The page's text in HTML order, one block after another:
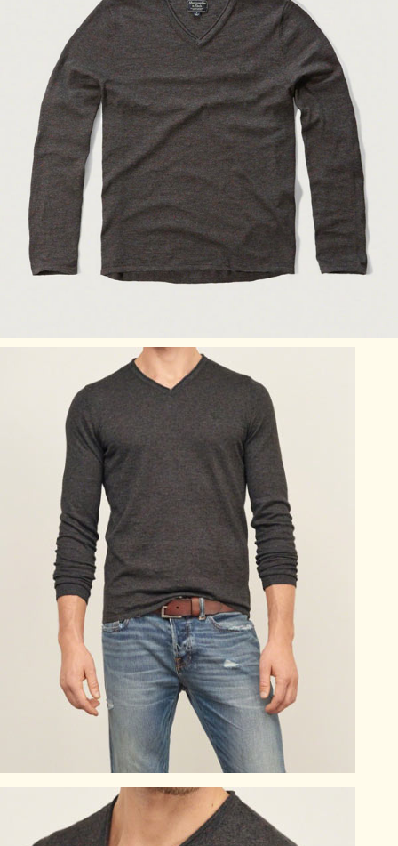
Sサイズ：胸囲（cm） 91～96/腕（cm） 82～85
Mサイズ：胸囲（cm） 97～101/腕（cm） 86～87
Lサイズ：胸囲（cm） 102～106/腕（cm） 89～90
XLサイズ：胸囲（cm） 107～111/腕（cm） 91～93
XXLサイズ：胸囲（cm） 112～116/腕（cm） 94～95
アバクロのサイズの目安
アバクロサイズ
日本サイズ
S
Mサイズ
M
Lサイズ
XLサイズ
XL
XXLサイズ
※あくまで目安となりますのでご了承ください。
アバクロTOPS商品全般と致しまて袖丈は長めのスタイルに
なっております。